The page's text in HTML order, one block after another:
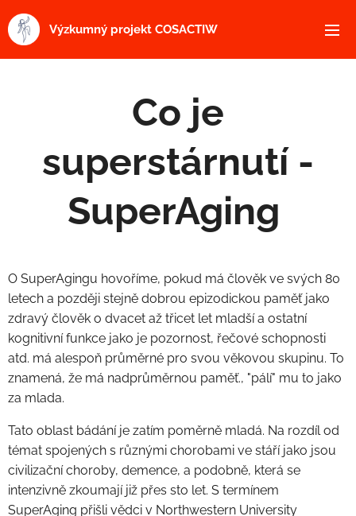
Výzkumný projekt COSACTIW
Co je
superstárnutí -
SuperAging
O SuperAgingu hovoříme, pokud má člověk ve svých 80
letech a později stejně dobrou epizodickou paměť jako
zdravý člověk o dvacet až třicet let mladší a ostatní
kognitivní funkce jako je pozornost, řečové schopnosti
atd. má alespoň průměrné pro svou věkovou skupinu. To
znamená, že má nadprůměrnou paměť., "pálí" mu to jako
za mlada.
Tato oblast bádání je zatím poměrně mladá. Na rozdíl od
témat spojených s různými chorobami ve stáří jako jsou
civilizační choroby, demence, a podobně, která se
intenzivně zkoumají již přes sto let. S termínem
SuperAging přišli vědci v Northwestern University